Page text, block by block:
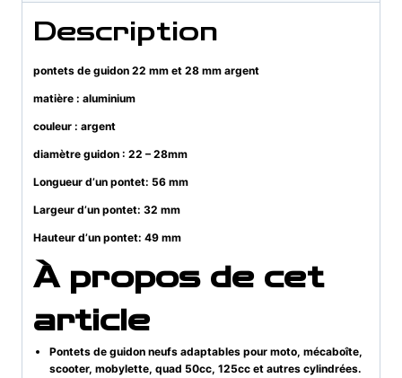
argent
Description
pontets de guidon 22 mm et 28 mm argent
matière : aluminium
couleur : argent
diamètre guidon : 22 – 28mm
Longueur d’un pontet: 56 mm
Largeur d’un pontet: 32 mm
Hauteur d’un pontet: 49 mm
À propos de cet
article
Pontets de guidon neufs adaptables pour moto, mécaboîte,
scooter, mobylette, quad 50cc, 125cc et autres cylindrées.